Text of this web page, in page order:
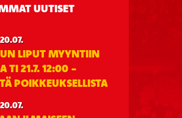
UUTISET
20.07.
LIPUT MYYNTIIN
TI 21.7. 12:00 -
POIKKEUKSELLISTA
20.07.